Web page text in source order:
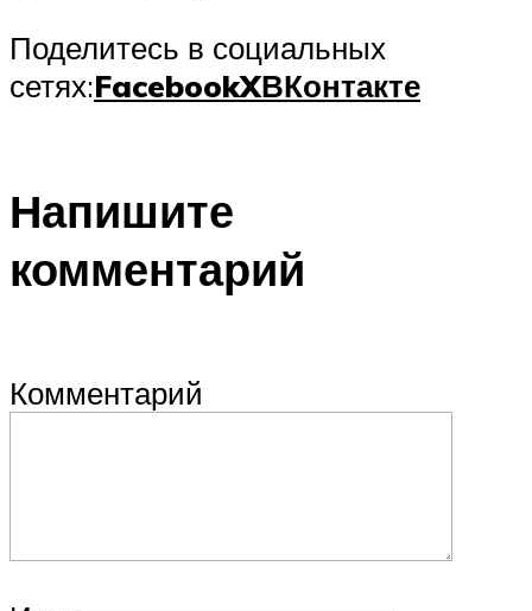
Поделитесь в социальных
сетях:FacebookXВКонтакте
Напишите
комментарий
Комментарий